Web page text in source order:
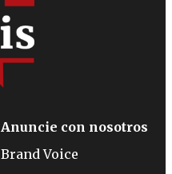
Anuncie con nosotros
Brand Voice